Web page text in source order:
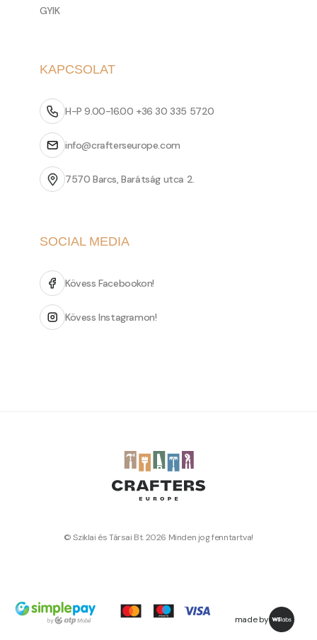
GYIK
KAPCSOLAT
H-P 9.00-16.00 +36 30 335 5720
info@crafterseurope.com
7570 Barcs, Barátság utca 2.
SOCIAL MEDIA
Kövess Facebookon!
Kövess Instagramon!
© Sziklai és Társai Bt. 2026 Minden jog fenntartva!
made by